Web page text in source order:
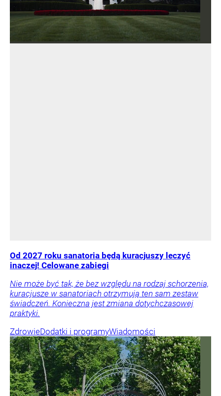
Od 2027 roku sanatoria będą kuracjuszy leczyć
inaczej! Celowane zabiegi
Nie może być tak, że bez względu na rodzaj schorzenia,
kuracjusze w sanatoriach otrzymują ten sam zestaw
świadczeń. Konieczna jest zmiana dotychczasowej
praktyki.
ZdrowieDodatki i programyWiadomości